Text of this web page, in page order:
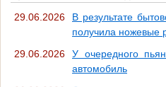
29.06.2026
В результате
получила ножевые
29.06.2026
У очередного
автомобиль